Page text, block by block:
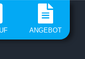
ANGEBOT